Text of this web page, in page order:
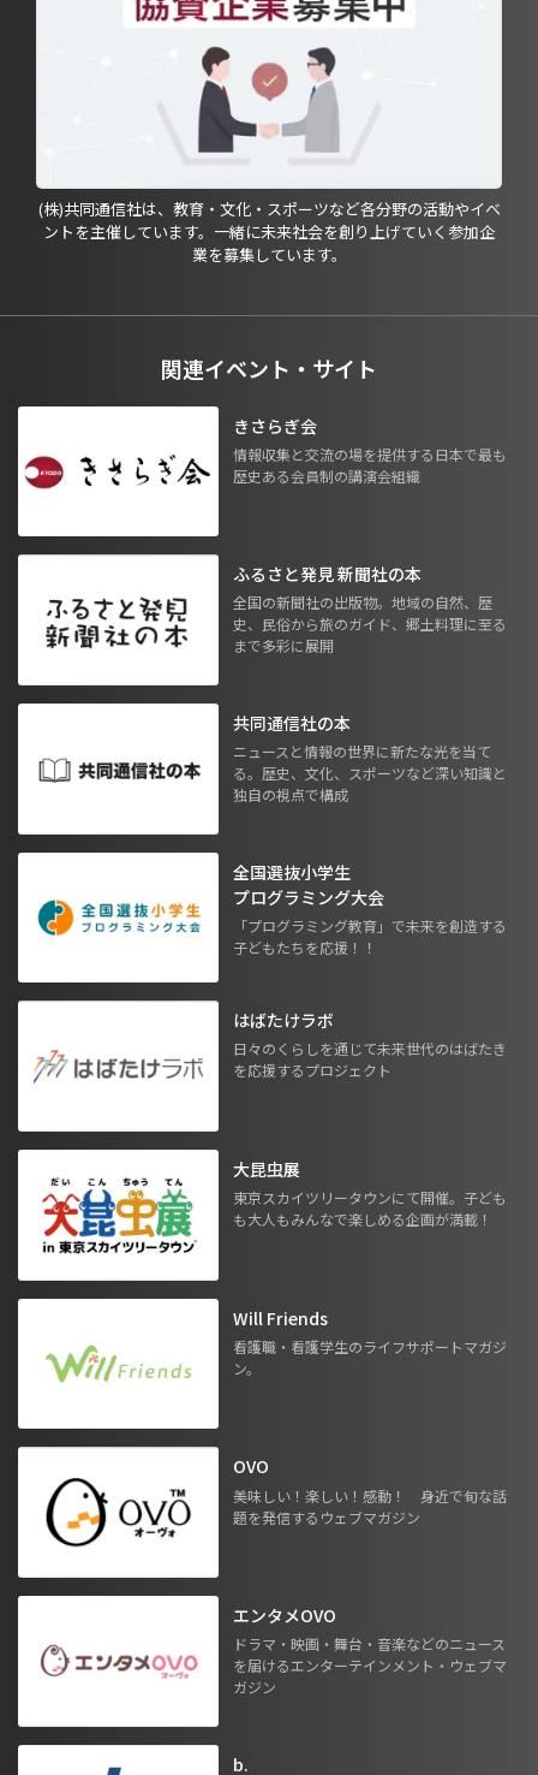
(株)共同通信社は、教育・文化・スポーツなど各分野の活動やイベ
ントを主催しています。一緒に未来社会を創り上げていく参加企
業を募集しています。
関連イベント・サイト
きさらぎ会
情報収集と交流の場を提供する日本で最も
歴史ある会員制の講演会組織
ふるさと発見 新聞社の本
全国の新聞社の出版物。地域の自然、歴
史、民俗から旅のガイド、郷土料理に至る
まで多彩に展開
共同通信社の本
ニュースと情報の世界に新たな光を当て
る。歴史、文化、スポーツなど深い知識と
独自の視点で構成
全国選抜小学生
プログラミング大会
「プログラミング教育」で未来を創造する
子どもたちを応援！！
はばたけラボ
日々のくらしを通じて未来世代のはばたき
を応援するプロジェクト
大昆虫展
東京スカイツリータウンにて開催。子ども
も大人もみんなで楽しめる企画が満載！
Will Friends
看護職・看護学生のライフサポートマガジ
ン。
OVO
美味しい！楽しい！感動！ 身近で旬な話
題を発信するウェブマガジン
エンタメOVO
ドラマ・映画・舞台・音楽などのニュース
を届けるエンターテインメント・ウェブマ
ガジン
b.